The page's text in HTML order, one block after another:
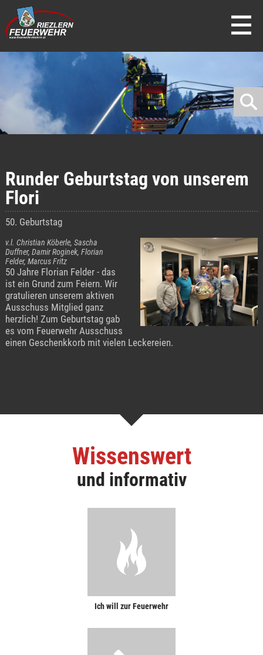
direkt zur Navigation
direkt zum Inhalt
Runder Geburtstag von unserem
Flori
50. Geburtstag
v.l. Christian Köberle, Sascha
Duffner, Damir Roginek, Florian
Felder, Marcus Fritz
50 Jahre Florian Felder - das
ist ein Grund zum Feiern. Wir
gratulieren unserem aktiven
Ausschuss Mitglied ganz
herzlich! Zum Geburtstag gab
es vom Feuerwehr Ausschuss
einen Geschenkkorb mit vielen Leckereien.
Wissenswert
und informativ
Ich will zur Feuerwehr